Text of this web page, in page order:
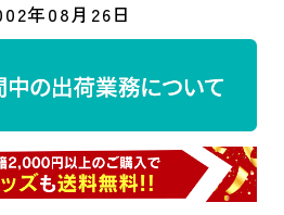
年08月26日